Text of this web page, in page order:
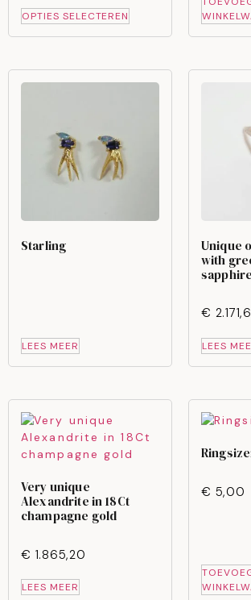
OPTIES SELECTEREN
Starling
LEES MEER
Unique
with
sapphire
€
LEES
Very unique
Alexandrite in 18Ct
champagne gold
€ 1.865,20
LEES MEER
€ 5,00